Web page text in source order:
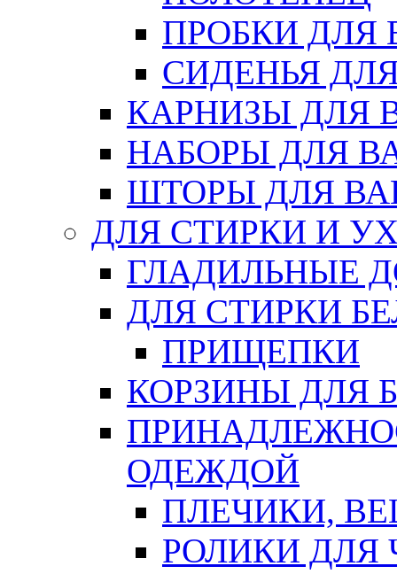
ПРОБКИ ДЛЯ
СИДЕНЬЯ
КАРНИЗЫ ДЛЯ
НАБОРЫ ДЛЯ
ШТОРЫ ДЛЯ
ДЛЯ СТИРКИ И
ГЛАДИЛЬНЫЕ
ДЛЯ СТИРКИ
ПРИЩЕПКИ
КОРЗИНЫ ДЛЯ
ОДЕЖДОЙ
ПЛЕЧИКИ,
РОЛИКИ ДЛЯ